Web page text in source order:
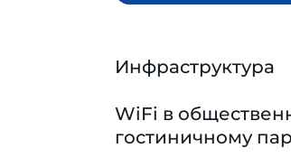
Инфраструктура
WiFi в
гостиничному